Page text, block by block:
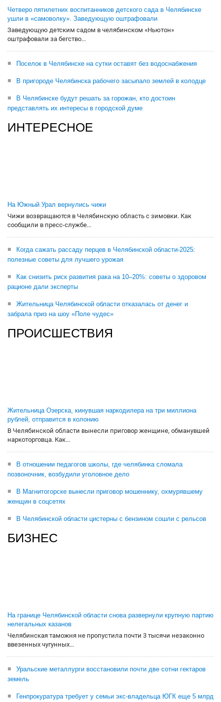
Четверо пятилетних воспитанников детского сада в Челябинске
ушли в «самоволку». Заведующую оштрафовали
Заведующую детским садом в челябинском «Ньютон»
оштрафовали за бегство...
Поселок в Челябинске на сутки оставят без водоснабжения
В пригороде Челябинска рабочего засыпало землей в колодце
В Челябинске будут решать за горожан, кто достоин
представлять их интересы в городской думе
ИНТЕРЕСНОЕ
На Южный Урал вернулись чижи
Чижи возвращаются в Челябинскую область с зимовки. Как
сообщили в пресс-службе...
Когда сажать рассаду перцев в Челябинской области-2025:
полезные советы для лучшего урожая
Как снизить риск развития рака на 10–20%: советы о здоровом
рационе дали эксперты
Жительница Челябинской области отказалась от денег и
забрала приз на шоу «Поле чудес»
ПРОИСШЕСТВИЯ
Жительница Озерска, кинувшая наркодилера на три миллиона
рублей, отправится в колонию
В Челябинской области вынесли приговор женщине, обманувшей
наркоторговца. Как...
В отношении педагогов школы, где челябинка сломала
позвоночник, возбудили уголовное дело
В Магнитогорске вынесли приговор мошеннику, охмурявшему
женщин в соцсетях
В Челябинской области цистерны с бензином сошли с рельсов
БИЗНЕС
На границе Челябинской области снова развернули крупную партию
нелегальных казанов
Челябинская таможня не пропустила почти 3 тысячи незаконно
ввезенных чугунных...
Уральские металлурги восстановили почти две сотни гектаров
земель
Генпрокуратура требует у семьи экс-владельца ЮГК еще 5 млрд